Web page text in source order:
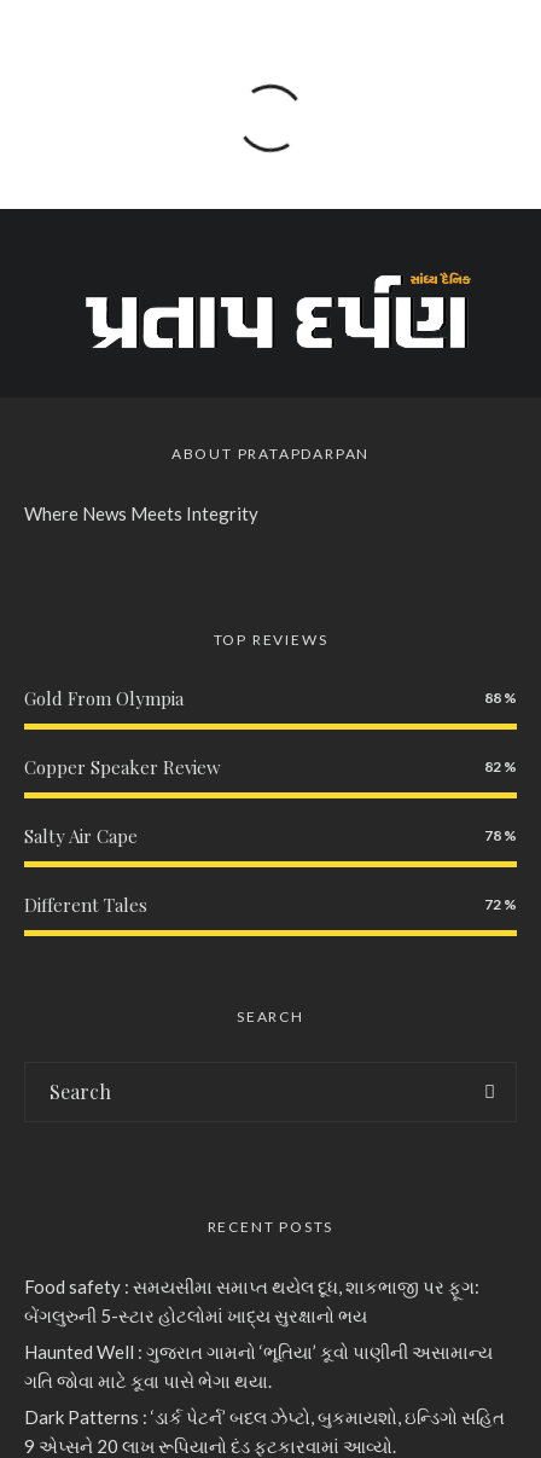
ABOUT PRATAPDARPAN
Where News Meets Integrity
TOP REVIEWS
Gold From Olympia 88
Copper Speaker Review 82
Salty Air Cape 78
Different Tales 72
SEARCH
RECENT POSTS
Food safety : સમયસીમા સમાપ્ત થયેલ દૂધ, શાકભાજી પર ફૂગ:
બેંગલુરુની 5-સ્ટાર હોટલોમાં ખાદ્ય સુરક્ષાનો ભય
Haunted Well : ગુજરાત ગામનો ‘ભૂતિયા’ કૂવો પાણીની અસામાન્ય
ગતિ જોવા માટે કૂવા પાસે ભેગા થયા.
Dark Patterns : ‘ડાર્ક પેટર્ન’ બદલ ઝેપ્ટો, બુકમાયશો, ઇન્ડિગો સહિત
9 એપ્સને 20 લાખ રૂપિયાનો દંડ ફટકારવામાં આવ્યો.